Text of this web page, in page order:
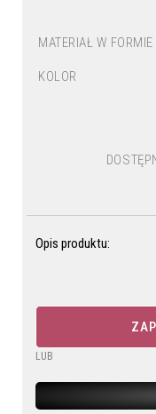
MATERIAŁ W FORMIE
KOLOR
Opis produktu:
LUB